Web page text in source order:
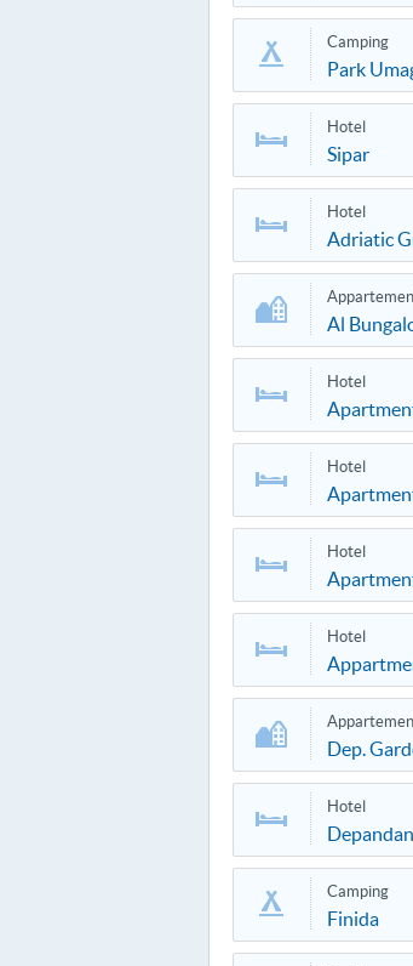
Camping
Park
Hotel
Sipar
Hotel
Adriatic
Al
Hotel
Hotel
Hotel
Hotel
Dep.
Hotel
Camping
Finida